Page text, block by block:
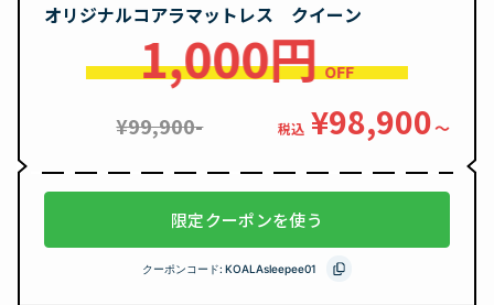
オリジナルコアラマットレス クイーン
1,000円 OFF
¥99,900- 税込 ¥98,900〜
限定クーポンを使う
クーポンコード: KOALAsleepee01